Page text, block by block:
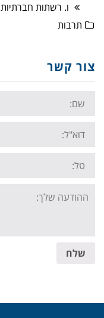
ו. רשתות חברתיות
תרבות
צור קשר
Name:
Email:
Tel:
Your
message:
שלח